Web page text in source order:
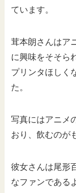
ています。
茸本朗さんはア
に興味をそそら
プリンタほしく
た。
写真にはアニメ
おり、飲むのが
彼女さんは尾形
なファンである